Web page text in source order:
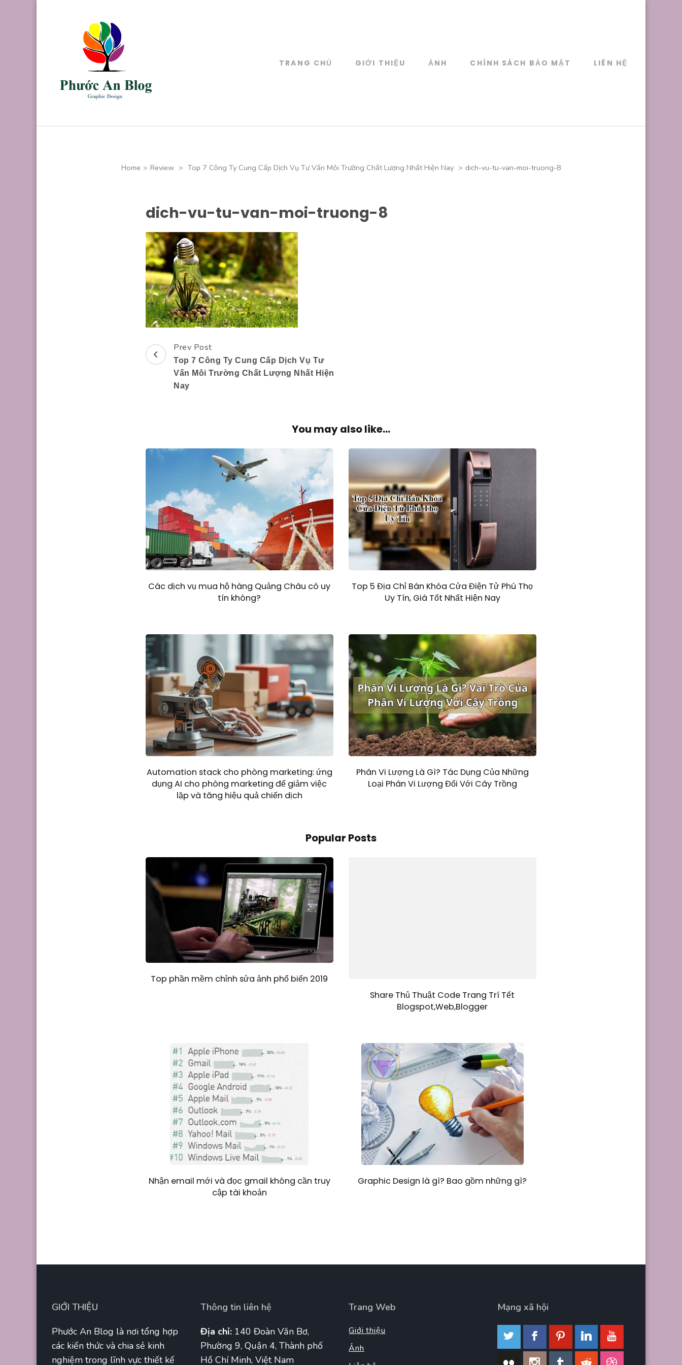
TRANG CHỦ GIỚI THIỆU ẢNH CHÍNH SÁCH BẢO MẬT LIÊN HỆ
Home > Review > Top 7 Công Ty Cung Cấp Dịch Vụ Tư Vấn Môi Trường Chất Lượng Nhất Hiện Nay > dich-vu-tu-van-moi-truong-8
dich-vu-tu-van-moi-truong-8
Post
Navigation
Prev Post
Top 7 Công Ty Cung Cấp Dịch Vụ Tư
Vấn Môi Trường Chất Lượng Nhất Hiện
Nay
You may also like...
Các dịch vụ mua hộ hàng Quảng Châu có uy
tín không?
Top 5 Địa Chỉ Bán Khóa Cửa Điện Tử Phú Thọ
Uy Tín, Giá Tốt Nhất Hiện Nay
Automation stack cho phòng marketing: ứng
dụng AI cho phòng marketing để giảm việc
lặp và tăng hiệu quả chiến dịch
Phân Vi Lượng Là Gì? Tác Dụng Của Những
Loại Phân Vi Lượng Đối Với Cây Trồng
Popular Posts
Top phần mềm chỉnh sửa ảnh phổ biến 2019
Share Thủ Thuật Code Trang Trí Tết
Blogspot,Web,Blogger
Nhận email mới và đọc gmail không cần truy
cập tài khoản
Graphic Design là gì? Bao gồm những gì?
GIỚI THIỆU
Phước An Blog là nơi tổng hợp
các kiến thức và chia sẻ kinh
nghiệm trong lĩnh vực thiết kế
Thông tin liên hệ
Địa chỉ: 140 Đoàn Văn Bơ,
Phường 9, Quận 4, Thành phố
Hồ Chí Minh, Việt Nam
Trang Web
Giới thiệu
Ảnh
Mạng xã hội